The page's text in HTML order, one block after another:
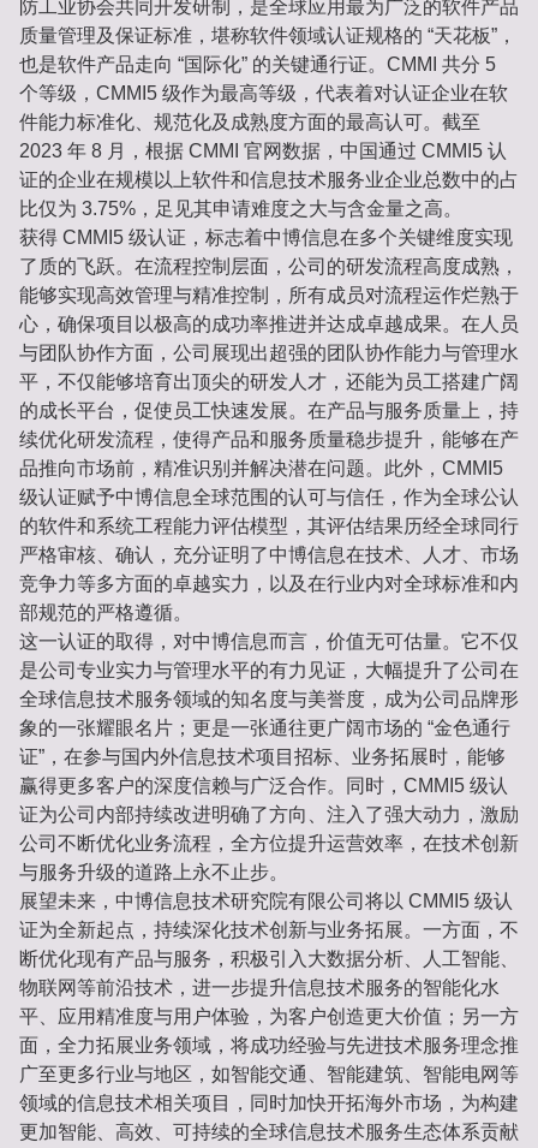
防工业协会共同开发研制，是全球应用最为广泛的软件产品
质量管理及保证标准，堪称软件领域认证规格的 “天花板”，
也是软件产品走向 “国际化” 的关键通行证。CMMI 共分 5
个等级，CMMI5 级作为最高等级，代表着对认证企业在软
件能力标准化、规范化及成熟度方面的最高认可。截至
2023 年 8 月，根据 CMMI 官网数据，中国通过 CMMI5 认
证的企业在规模以上软件和信息技术服务业企业总数中的占
比仅为 3.75%，足见其申请难度之大与含金量之高。
获得 CMMI5 级认证，标志着中博信息在多个关键维度实现
了质的飞跃。在流程控制层面，公司的研发流程高度成熟，
能够实现高效管理与精准控制，所有成员对流程运作烂熟于
心，确保项目以极高的成功率推进并达成卓越成果。在人员
与团队协作方面，公司展现出超强的团队协作能力与管理水
平，不仅能够培育出顶尖的研发人才，还能为员工搭建广阔
的成长平台，促使员工快速发展。在产品与服务质量上，持
续优化研发流程，使得产品和服务质量稳步提升，能够在产
品推向市场前，精准识别并解决潜在问题。此外，CMMI5
级认证赋予中博信息全球范围的认可与信任，作为全球公认
的软件和系统工程能力评估模型，其评估结果历经全球同行
严格审核、确认，充分证明了中博信息在技术、人才、市场
竞争力等多方面的卓越实力，以及在行业内对全球标准和内
部规范的严格遵循。
这一认证的取得，对中博信息而言，价值无可估量。它不仅
是公司专业实力与管理水平的有力见证，大幅提升了公司在
全球信息技术服务领域的知名度与美誉度，成为公司品牌形
象的一张耀眼名片；更是一张通往更广阔市场的 “金色通行
证”，在参与国内外信息技术项目招标、业务拓展时，能够
赢得更多客户的深度信赖与广泛合作。同时，CMMI5 级认
证为公司内部持续改进明确了方向、注入了强大动力，激励
公司不断优化业务流程，全方位提升运营效率，在技术创新
与服务升级的道路上永不止步。
展望未来，中博信息技术研究院有限公司将以 CMMI5 级认
证为全新起点，持续深化技术创新与业务拓展。一方面，不
断优化现有产品与服务，积极引入大数据分析、人工智能、
物联网等前沿技术，进一步提升信息技术服务的智能化水
平、应用精准度与用户体验，为客户创造更大价值；另一方
面，全力拓展业务领域，将成功经验与先进技术服务理念推
广至更多行业与地区，如智能交通、智能建筑、智能电网等
领域的信息技术相关项目，同时加快开拓海外市场，为构建
更加智能、高效、可持续的全球信息技术服务生态体系贡献